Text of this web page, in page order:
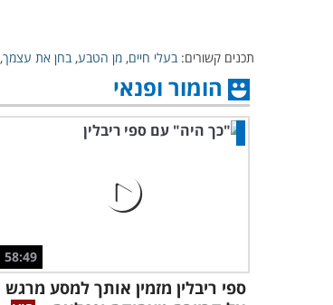
תכנים קשורים: בעלי חיים, מן הטבע,בחן את עצמך,
הומור ופנאי
58:49
ספי ריבלין מזמין אותך למסע מרגש